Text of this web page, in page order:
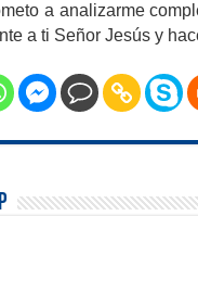
a analizarme
a ti Señor Jesús y